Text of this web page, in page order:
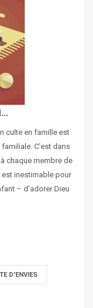
culte en famille est
C’est dans
chaque membre de
est inestimable pour
– d’adorer Dieu
D'ENVIES